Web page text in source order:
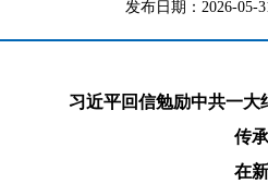
发布日期：
习近平回信勉励中共一
传
在